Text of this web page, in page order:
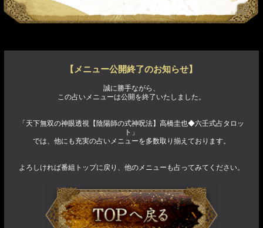
【メニュー公開終了のお知らせ】
誠に勝手ながら、
この占いメニューは公開を終了いたしました。
「天下無双の神眼透視【陰陽師の式神呪法】高橋圭也◆六壬式占タロッ
ト」
では、他にも充実の占いメニューを多数取り揃えております。
よろしければ番組トップに戻り、他のメニューも占ってみてください。